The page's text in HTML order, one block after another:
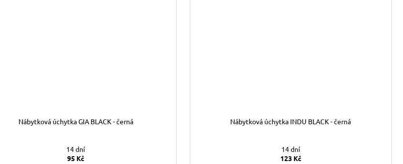
Nábytková úchytka GIA BLACK - černá
14 dní
95 Kč
Nábytková úchytka INDU BLACK - černá
14 dní
123 Kč